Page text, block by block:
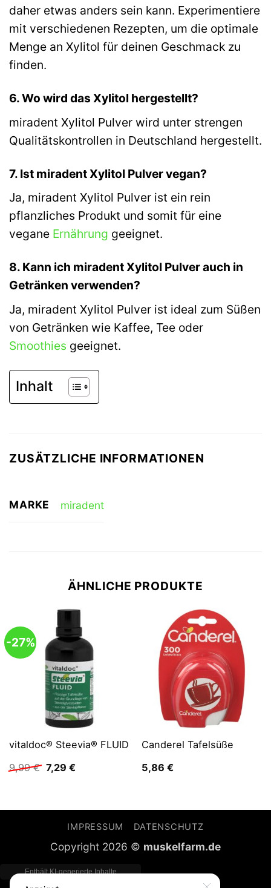
daher etwas anders sein kann. Experimentiere
mit verschiedenen Rezepten, um die optimale
Menge an Xylitol für deinen Geschmack zu
finden.
6. Wo wird das Xylitol hergestellt?
miradent Xylitol Pulver wird unter strengen
Qualitätskontrollen in Deutschland hergestellt.
7. Ist miradent Xylitol Pulver vegan?
Ja, miradent Xylitol Pulver ist ein rein
pflanzliches Produkt und somit für eine
vegane Ernährung geeignet.
8. Kann ich miradent Xylitol Pulver auch in
Getränken verwenden?
Ja, miradent Xylitol Pulver ist ideal zum Süßen
von Getränken wie Kaffee, Tee oder
Smoothies geeignet.
Inhalt
ZUSÄTZLICHE INFORMATIONEN
MARKE miradent
ÄHNLICHE PRODUKTE
-27%
vitaldoc® Steevia® FLUID
9,99€ Ursprünglicher
Preis
7,29 €Aktueller
Canderel Tafelsüße
5,86 €
IMPRESSUM DATENSCHUTZ
Copyright 2026 © muskelfarm.de